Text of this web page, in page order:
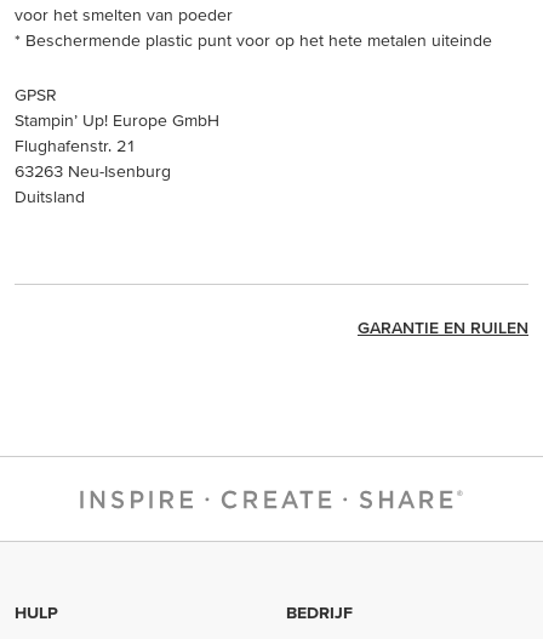
voor het smelten van poeder
* Beschermende plastic punt voor op het hete metalen uiteinde
GPSR
Stampin’ Up! Europe GmbH
Flughafenstr. 21
63263 Neu-Isenburg
Duitsland
GARANTIE EN RUILEN
HULP BEDRIJF